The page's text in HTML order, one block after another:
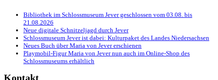
Bibliothek im Schlossmuseum Jever geschlossen vom 03.08. bis
21.08.2026
Neue digitale Schnitzeljagd durch Jever
Schlossmuseum Jever ist dabei: Kulturpaket des Landes Niedersachsen
Neues Buch über Maria von Jever erschienen
Playmobil-Figur Maria von Jever nun auch im Online-Shop des
Schlossmuseums erhältlich
Kontakt